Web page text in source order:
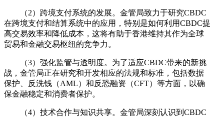
（2）跨境支付系统的发展。金管局致力于研究CBDC
在跨境支付和结算系统中的应用，特别是如何利用CBDC提
高交易效率和降低成本，这将有助于香港维持其作为全球
贸易和金融交易枢纽的竞争力。
（3）强化监管与透明度。为了适应CBDC带来的新挑
战，金管局正在研究和开发相应的法规和标准，包括数据
保护、反洗钱（AML）和反恐融资（CFT）等方面，以确
保金融稳定和消费者保护。
（4）技术合作与知识共享。金管局深刻认识到CBDC